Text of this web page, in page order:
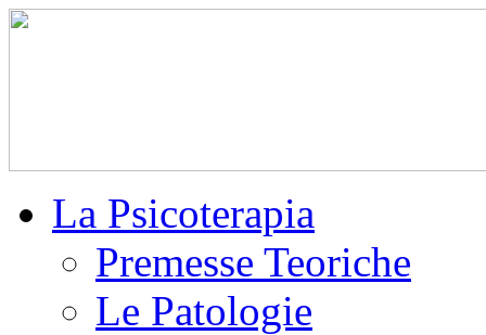
La Psicoterapia
Premesse Teoriche
Le Patologie